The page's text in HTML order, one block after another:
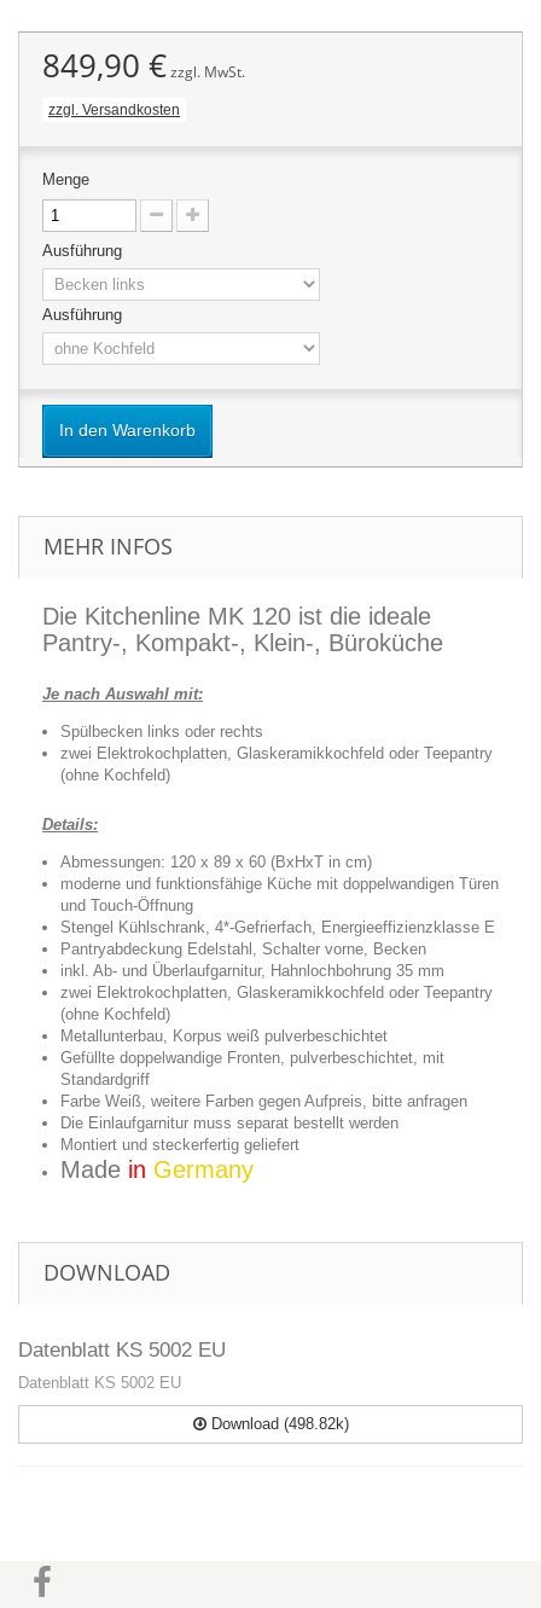
849,90 €zzgl. MwSt.
zzgl. Versandkosten
Menge
Ausführung
Ausführung
In den Warenkorb
MEHR INFOS
Die Kitchenline MK 120 ist die ideale
Pantry-, Kompakt-, Klein-, Büroküche
Je nach Auswahl mit:
Spülbecken links oder rechts
zwei Elektrokochplatten, Glaskeramikkochfeld oder Teepantry
(ohne Kochfeld)
Details:
Abmessungen: 120 x 89 x 60 (BxHxT in cm)
moderne und funktionsfähige Küche mit doppelwandigen Türen
und Touch-Öffnung
Stengel Kühlschrank, 4*-Gefrierfach, Energieeffizienzklasse E
Pantryabdeckung Edelstahl, Schalter vorne, Becken
inkl. Ab- und Überlaufgarnitur, Hahnlochbohrung 35 mm
zwei Elektrokochplatten, Glaskeramikkochfeld oder Teepantry
(ohne Kochfeld)
Metallunterbau, Korpus weiß pulverbeschichtet
Gefüllte doppelwandige Fronten, pulverbeschichtet, mit
Standardgriff
Farbe Weiß, weitere Farben gegen Aufpreis, bitte anfragen
Die Einlaufgarnitur muss separat bestellt werden
Montiert und steckerfertig geliefert
Made in Germany
DOWNLOAD
Datenblatt KS 5002 EU
Datenblatt KS 5002 EU
Download (498.82k)